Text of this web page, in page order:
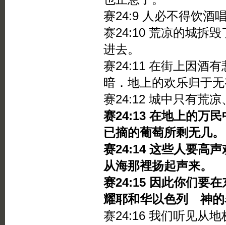
赛24:9 人必不得饮酒
赛24:10 荒凉的城拆
进去。
赛24:11 在街上因酒
暗．地上的欢乐归于
赛24:12 城中只有荒
赛24:13 在地上的万
已摘的葡萄所剩无几。
赛24:14 这些人要高
从海那裡扬起声来。
赛24:15 因此你们要
耀耶和华以色列 神的
赛24:16 我们听见从